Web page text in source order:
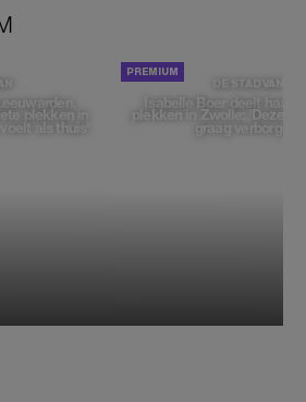
plekken in
als thuis'
DE STAD VAN
Isabelle Boer deelt haar
plekken in Zwolle: 'Deze
graag verborgen'